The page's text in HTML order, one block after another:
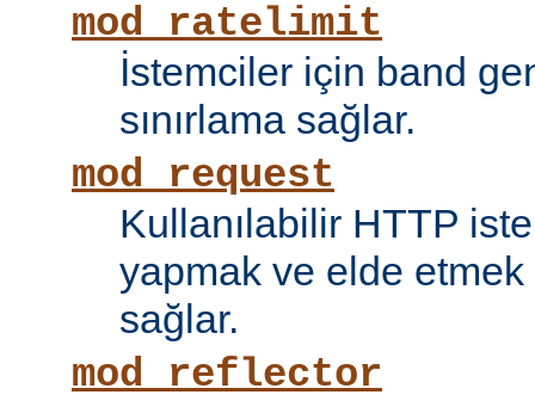
mod_ratelimit
İstemciler için band
sınırlama sağlar.
mod_request
Kullanılabilir HTTP
yapmak ve elde
sağlar.
mod_reflector